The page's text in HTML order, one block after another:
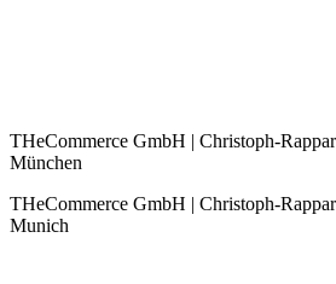
THeCommerce GmbH | Christoph-
München
THeCommerce GmbH | Christoph-
Munich